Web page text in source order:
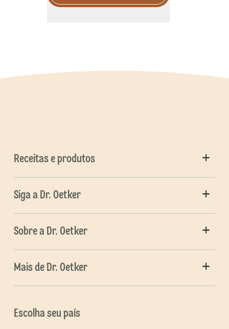
Receitas e produtos
Siga a Dr. Oetker
Sobre a Dr. Oetker
Mais de Dr. Oetker
Escolha seu país